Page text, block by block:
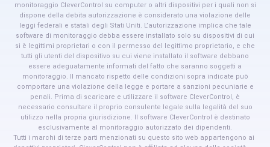
monitoraggio CleverControl su computer o altri dispositivi per i quali non si
dispone della debita autorizzazione è considerato una violazione delle
leggi federali e statali degli Stati Uniti. L’autorizzazione implica che tale
software di monitoraggio debba essere installato solo su dispositivi di cui
si è legittimi proprietari o con il permesso del legittimo proprietario, e che
tutti gli utenti del dispositivo su cui viene installato il software debbano
essere adeguatamente informati del fatto che saranno soggetti a
monitoraggio. Il mancato rispetto delle condizioni sopra indicate può
comportare una violazione della legge e portare a sanzioni pecuniarie e
penali. Prima di scaricare e utilizzare il software CleverControl, è
necessario consultare il proprio consulente legale sulla legalità del suo
utilizzo nella propria giurisdizione. Il software CleverControl è destinato
esclusivamente al monitoraggio autorizzato dei dipendenti.
Tutti i marchi di terze parti menzionati su questo sito web appartengono ai